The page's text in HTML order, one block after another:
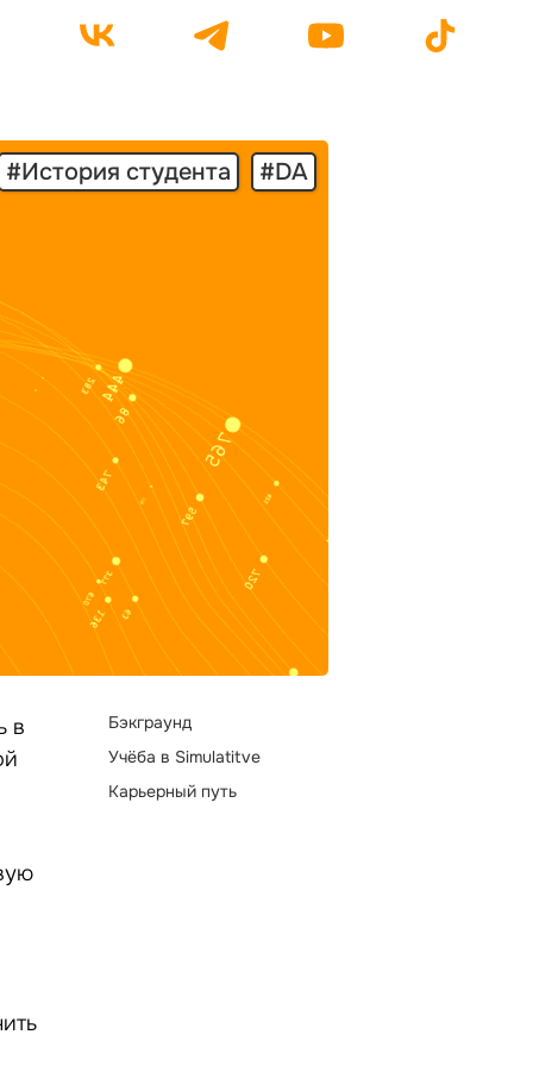
#История студента #DA
в
Бэкграунд
Учёба в Simulatitve
Карьерный путь